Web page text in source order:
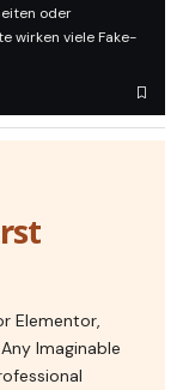
oder
wirken viele Fake-
Elementor,
Imaginable